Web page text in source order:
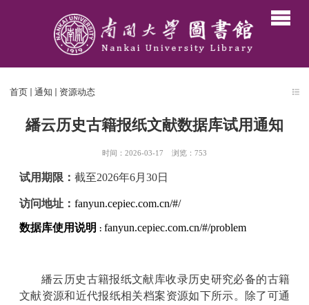
首页 通知 资源动态
繙云历史古籍报纸文献数据库试用通知
时间：2026-03-17 浏览： 753
试用期限： 截至2026年6月 30日
访问地址 ： fanyun.cepiec.com.cn/#/
数据库使用说明 ： fanyun.cepiec.com.cn/#/problem
繙云历史古籍报纸文献库收录历史研究必备的古籍
文献资源和近代报纸相关档案资源如下所示。
除了可通